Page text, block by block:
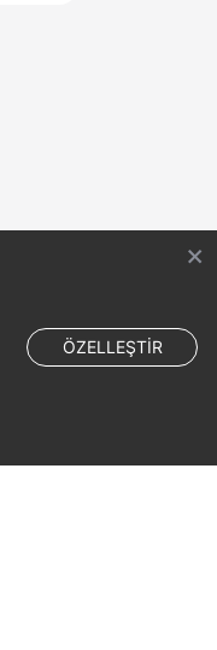
ÖZELLEŞTİR